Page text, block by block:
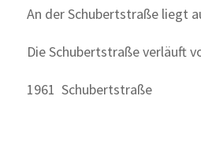
An der Schubertstraße liegt
Die Schubertstraße verläuft
1961 Schubertstraße